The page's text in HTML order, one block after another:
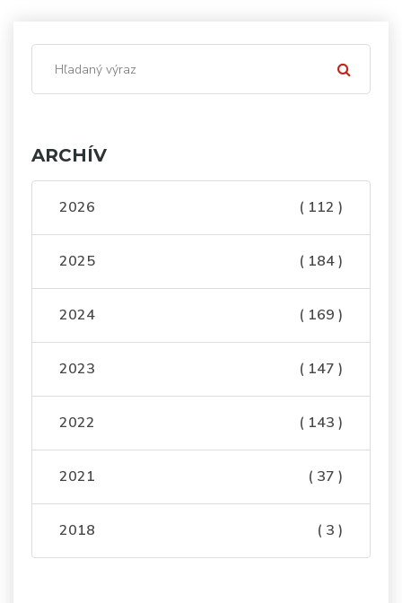
ARCHÍV
2026 ( 112 )
2025 ( 184 )
2024 ( 169 )
2023 ( 147 )
2022 ( 143 )
2021 ( 37 )
2018 ( 3 )